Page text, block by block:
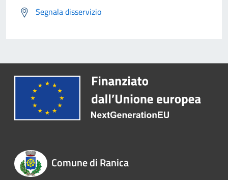
Segnala disservizio
Comune di Ranica